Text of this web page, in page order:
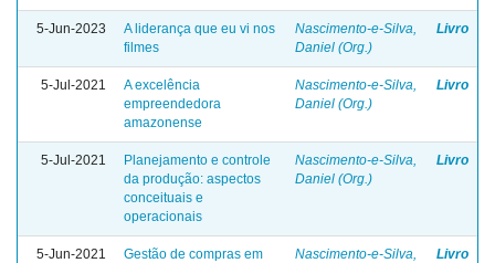
5-Jun-2023
A liderança que eu vi nos
filmes
Nascimento-e-Silva,
Daniel (Org.)
Livro
5-Jul-2021
A excelência
empreendedora
amazonense
Nascimento-e-Silva,
Daniel (Org.)
Livro
5-Jul-2021
Planejamento e controle
da produção: aspectos
conceituais e
operacionais
Nascimento-e-Silva,
Daniel (Org.)
Livro
5-Jun-2021
Gestão de compras em
Nascimento-e-Silva,
Livro